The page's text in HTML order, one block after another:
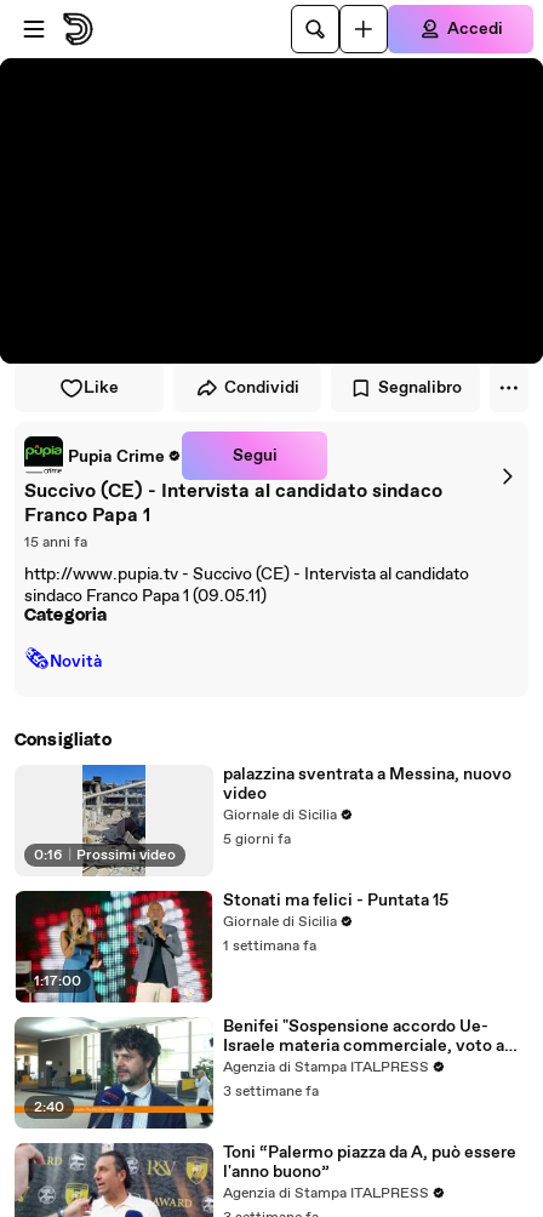
Vai al lettore
Passa al contenuto principale
Accedi
Like Condividi Segnalibro
Pupia Crime Segui
Succivo (CE) - Intervista al candidato sindaco
Franco Papa 1
15 anni fa
http://www.pupia.tv - Succivo (CE) - Intervista al candidato
sindaco Franco Papa 1 (09.05.11)
Categoria
🗞Novità
Consigliato
0:16 Prossimi video
palazzina sventrata a Messina, nuovo
video
Giornale di Sicilia
5 giorni fa
1:17:00
Stonati ma felici - Puntata 15
Giornale di Sicilia
1 settimana fa
2:40
Benifei "Sospensione accordo Ue-
Israele materia commerciale, voto a
maggioranza"
Agenzia di Stampa ITALPRESS
3 settimane fa
Toni “Palermo piazza da A, può essere
l'anno buono”
Agenzia di Stampa ITALPRESS